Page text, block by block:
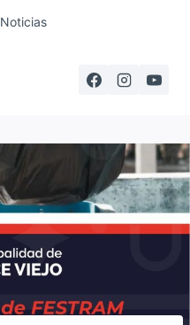
Noticias